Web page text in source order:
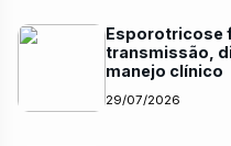
Esporotricose
transmissão,
manejo clínico
29/07/2026